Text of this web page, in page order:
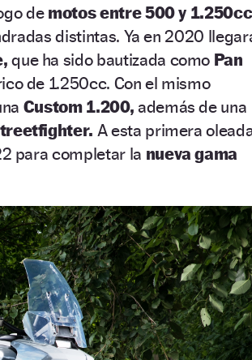
de motos entre 500 y
distintas. Ya en 2020
que ha sido bautizada como Pan
de 1.250cc. Con el mismo
Custom 1.200, además de una
A esta primera
para completar la nueva gama